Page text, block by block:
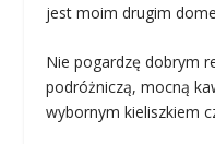
jest moim drugim
Nie pogardzę dobrym
podróżniczą, mocną
wybornym kieliszkiem